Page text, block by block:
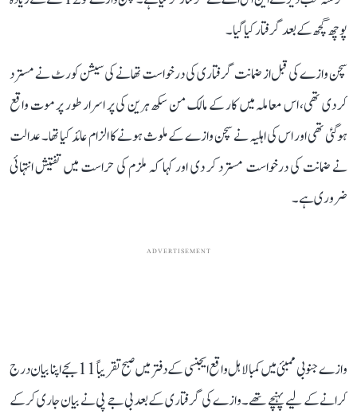
پوچھ گچھ کے بعد گرفتار کیا گیا۔
سچن وازے کی قبل از ضمانت گرفتاری کی درخواست تھانے کی سیشن کورٹ نے مسترد
کر دی تھی، اس معاملہ میں کار کے مالک من سکھ ہرین کی پر اسرار طور پر موت واقع
ہوگئی تھی اور اس کی اہلیہ نے سچن وازے کے ملوث ہونے کا الزام عائد کیا تھا۔ عدالت
نے ضمانت کی درخواست مسترد کر دی اور کہا کہ ملزم کی حراست میں تفتیش انتہائی
ضروری ہے۔
ADVERTISEMENT
وازے جنوبی ممبئی میں کمبالا ہل واقع ایجنسی کے دفتر میں صبح تقریباً 11 بجے اپنا بیان درج
کرانے کے لیے پہنچے تھے۔ وازے کی گرفتاری کے بعد بی جے پی نے بیان جاری کر کے